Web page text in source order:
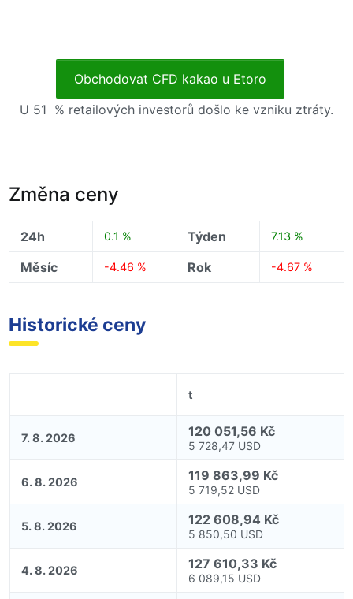
Obchodovat CFD kakao u Etoro
U 51 % retailových investorů došlo ke vzniku ztráty.
Změna ceny
24h 0.1 % Týden 7.13 %
Měsíc -4.46 % Rok -4.67 %
Historické ceny
t
7. 8. 2026 120 051,56 Kč
5 728,47 USD
6. 8. 2026 119 863,99 Kč
5 719,52 USD
5. 8. 2026 122 608,94 Kč
5 850,50 USD
4. 8. 2026 127 610,33 Kč
6 089,15 USD